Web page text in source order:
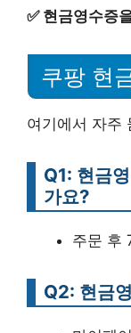
✅ 현금영수증
쿠팡 현
여기에서 자주
Q1: 현금
가요?
주문 후
Q2: 현금